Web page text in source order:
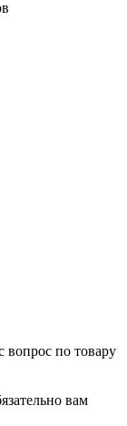
по товару
вам